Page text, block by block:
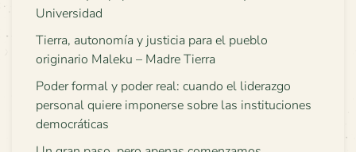
Universidad
Tierra, autonomía y justicia para el pueblo
originario Maleku – Madre Tierra
Poder formal y poder real: cuando el liderazgo
personal quiere imponerse sobre las instituciones
democráticas